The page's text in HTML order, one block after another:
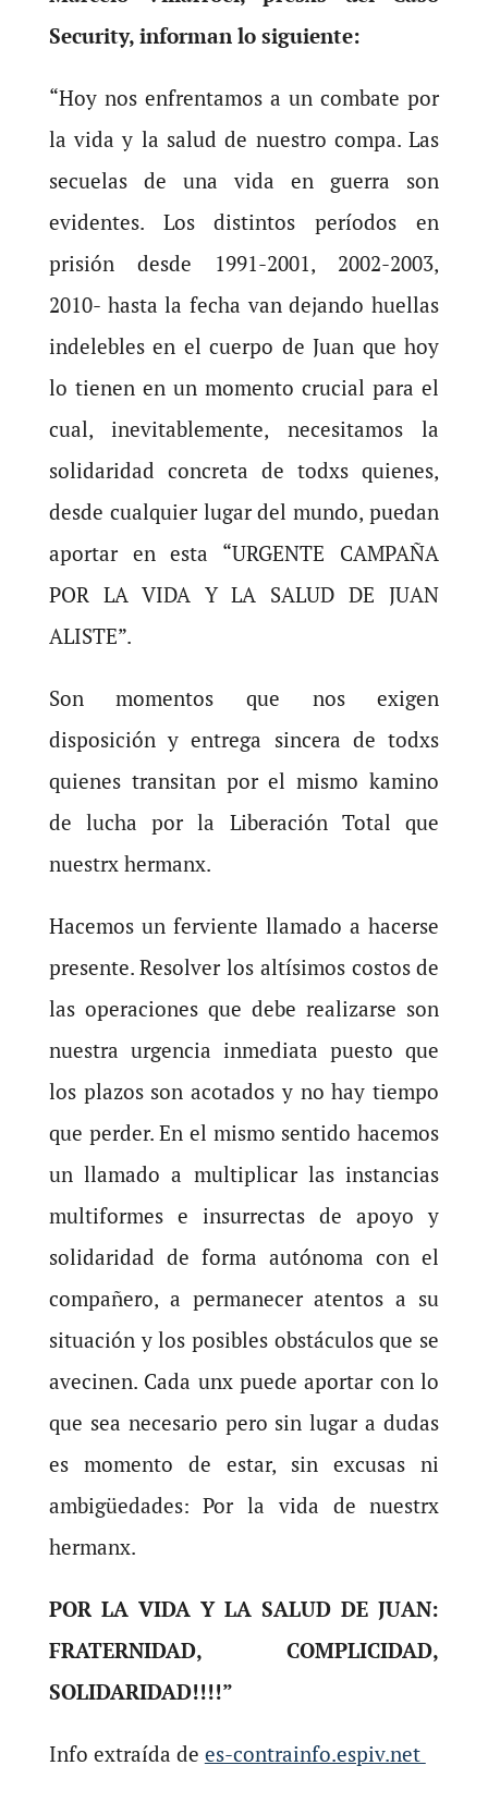
Security, informan lo siguiente:
“Hoy nos enfrentamos a un combate por
la vida y la salud de nuestro compa. Las
secuelas de una vida en guerra son
evidentes. Los distintos períodos en
prisión desde 1991-2001, 2002-2003,
2010- hasta la fecha van dejando huellas
indelebles en el cuerpo de Juan que hoy
lo tienen en un momento crucial para el
cual, inevitablemente, necesitamos la
solidaridad concreta de todxs quienes,
desde cualquier lugar del mundo, puedan
aportar en esta “URGENTE CAMPAÑA
POR LA VIDA Y LA SALUD DE JUAN
ALISTE”.
Son momentos que nos exigen
disposición y entrega sincera de todxs
quienes transitan por el mismo kamino
de lucha por la Liberación Total que
nuestrx hermanx.
Hacemos un ferviente llamado a hacerse
presente. Resolver los altísimos costos de
las operaciones que debe realizarse son
nuestra urgencia inmediata puesto que
los plazos son acotados y no hay tiempo
que perder. En el mismo sentido hacemos
un llamado a multiplicar las instancias
multiformes e insurrectas de apoyo y
solidaridad de forma autónoma con el
compañero, a permanecer atentos a su
situación y los posibles obstáculos que se
avecinen. Cada unx puede aportar con lo
que sea necesario pero sin lugar a dudas
es momento de estar, sin excusas ni
ambigüedades: Por la vida de nuestrx
hermanx.
POR LA VIDA Y LA SALUD DE JUAN:
FRATERNIDAD, COMPLICIDAD,
SOLIDARIDAD!!!!”
Info extraída de es-contrainfo.espiv.net